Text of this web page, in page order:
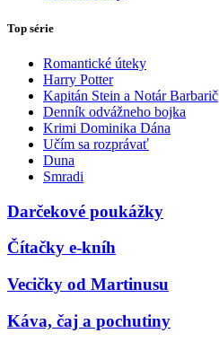
Top série
Romantické úteky
Harry Potter
Kapitán Stein a Notár Barbarič
Denník odvážneho bojka
Krimi Dominika Dána
Učím sa rozprávať
Duna
Smradi
Darčekové poukážky
Čítačky e-kníh
Vecičky od Martinusu
Káva, čaj a pochutiny